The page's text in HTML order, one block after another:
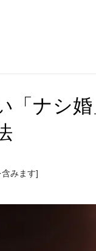
「ナシ
含みます]